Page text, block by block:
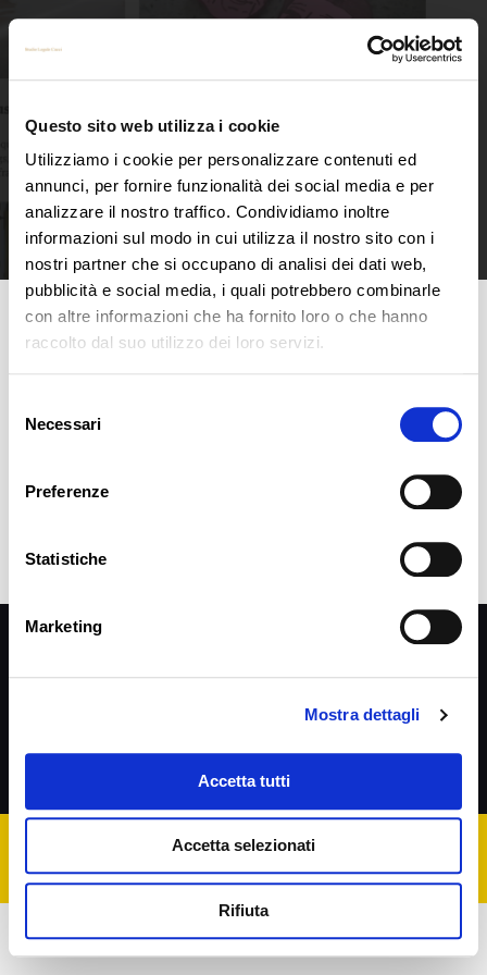
Questo sito web utilizza i cookie
Utilizziamo i cookie per personalizzare contenuti ed
annunci, per fornire funzionalità dei social media e per
analizzare il nostro traffico. Condividiamo inoltre
informazioni sul modo in cui utilizza il nostro sito con i
nostri partner che si occupano di analisi dei dati web,
pubblicità e social media, i quali potrebbero combinarle
con altre informazioni che ha fornito loro o che hanno
raccolto dal suo utilizzo dei loro servizi.
delNecessari
Preferenze
Statistiche
Marketing
Mostra dettagli
Accetta tutti
Accetta selezionati
Rifiuta
IL COMITATO EUROPEO CASSA L’INFORMATIVA SEMPLIFICATA
SUI COOKIE
Privacy Policy
SEGUIMI SU
P.IVA 02203350406 | Cod. Fisc. CCCFNC66P18H294J